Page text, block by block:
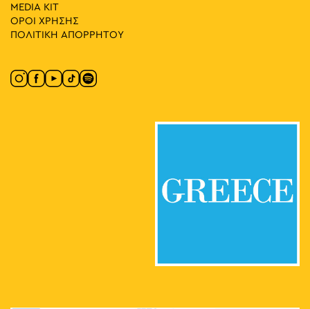
MEDIA ΚIT
ΟΡΟΙ ΧΡΗΣΗΣ
ΠΟΛΙΤΙΚΗ ΑΠΟΡΡΗΤΟΥ